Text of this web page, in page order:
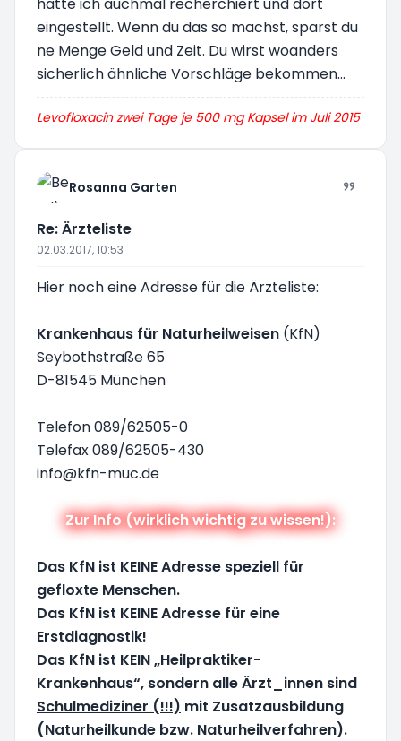
eingestellt. Wenn du das so machst, sparst du
ne Menge Geld und Zeit. Du wirst woanders
sicherlich ähnliche Vorschläge bekommen...
Levofloxacin zwei Tage je 500 mg Kapsel im Juli 2015
Rosanna Garten
Re: Ärzteliste
02.03.2017, 10:53
Hier noch eine Adresse für die Ärzteliste:
Krankenhaus für Naturheilweisen (KfN)
Seybothstraße 65
D-81545 München
Telefon 089/62505-0
Telefax 089/62505-430
info@kfn-muc.de
Zur Info (wirklich wichtig zu wissen!):
Das KfN ist KEINE Adresse speziell für
gefloxte Menschen.
Das KfN ist KEINE Adresse für eine
Erstdiagnostik!
Das KfN ist KEIN „Heilpraktiker-
Krankenhaus“, sondern alle Ärzt_innen sind
Schulmediziner (!!!) mit Zusatzausbildung
(Naturheilkunde bzw. Naturheilverfahren).